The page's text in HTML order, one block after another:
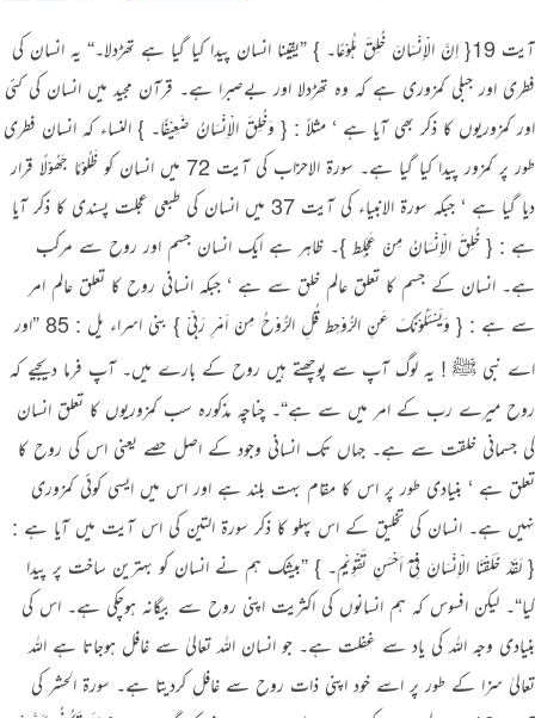
آیت 19{ اِنَّ الْاِنْسَانَ خُلِقَ ہَلُوْعًا۔ } ”یقینا انسان پیدا کیا گیا ہے تھڑدلا۔“ یہ انسان کی
فطری اور جبلی کمزوری ہے کہ وہ تھڑدلا اور بےصبرا ہے۔ قرآن مجید میں انسان کی کئی
اور کمزوریوں کا ذکر بھی آیا ہے ‘ مثلاً : { وَخُلِقَ الْاِنْسَانُ ضَعِیْفًا۔ } النساء کہ انسان فطری
طور پر کمزور پیدا کیا گیا ہے۔ سورة الاحزاب کی آیت 72 میں انسان کو ظَلُوْمًا جَھُوْلًا قرار
دیا گیا ہے ‘ جبکہ سورة الانبیاء کی آیت 37 میں انسان کی طبعی عجلت پسندی کا ذکر آیا
ہے : { خُلِقَ الْاِنْسَانُ مِنْ عَجَلٍط }۔ ظاہر ہے ایک انسان جسم اور روح سے مرکب
ہے۔ انسان کے جسم کا تعلق عالم خلق سے ہے ‘ جبکہ انسانی روح کا تعلق عالم امر
سے ہے : { وَیَسْئَلُوْنَکَ عَنِ الرُّوْحِط قُلِ الرُّوْحُ مِنْ اَمْرِ رَبِّیْ } بنی اسراء یل : 85 ”اور
اے نبی ﷺ ! یہ لوگ آپ سے پوچھتے ہیں روح کے بارے میں۔ آپ فرما دیجیے کہ
روح میرے رب کے امر میں سے ہے“۔ چناچہ مذکورہ سب کمزوریوں کا تعلق انسان
کی جسمانی خلقت سے ہے۔ جہاں تک انسانی وجود کے اصل حصے یعنی اس کی روح کا
تعلق ہے ‘ بنیادی طور پر اس کا مقام بہت بلند ہے اور اس میں ایسی کوئی کمزوری
نہیں ہے۔ انسان کی تخلیق کے اس پہلو کا ذکر سورة التین کی اس آیت میں آیا ہے :
{ لَقَدْ خَلَقْنَا الْاِنْسَانَ فِیْٓ اَحْسَنِ تَقْوِیْمٍ۔ } ”بیشک ہم نے انسان کو بہترین ساخت پر پیدا
کیا“۔ لیکن افسوس کہ ہم انسانوں کی اکثریت اپنی روح سے بیگانہ ہوچکی ہے۔ اس کی
بنیادی وجہ اللہ کی یاد سے غفلت ہے۔ جو انسان اللہ تعالیٰ سے غافل ہوجاتا ہے اللہ
تعالیٰ سزا کے طور پر اسے خود اپنی ذات روح سے غافل کردیتا ہے۔ سورة الحشر کی